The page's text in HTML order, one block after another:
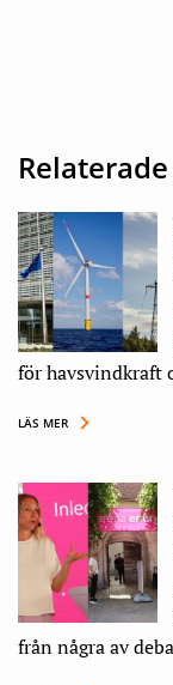
för havsvindkraft
LÄS MER
från några av